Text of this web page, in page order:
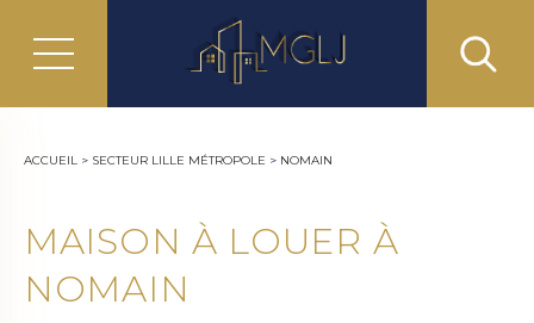
ACCUEIL > SECTEUR LILLE MÉTROPOLE > NOMAIN
MAISON À LOUER À
NOMAIN